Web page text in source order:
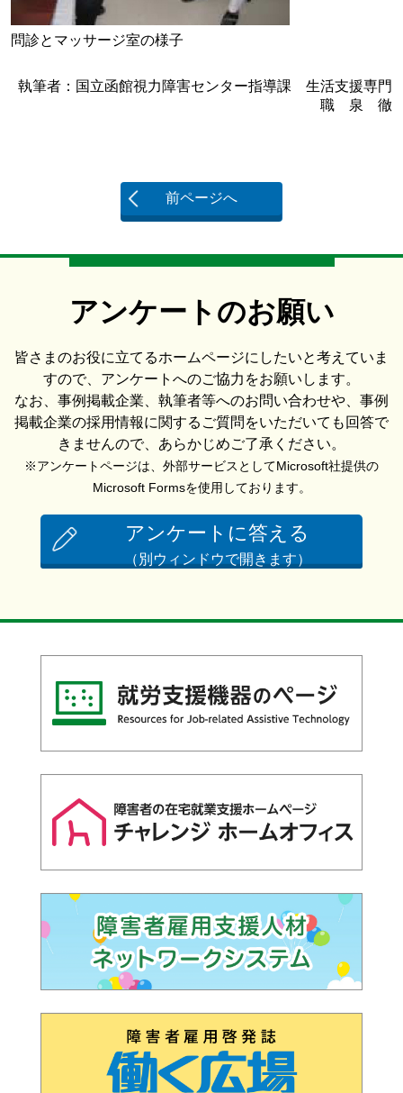
問診とマッサージ室の様子
執筆者：国立函館視力障害センター指導課 生活支援専門
職 泉 徹
前ページへ
アンケートのお願い
皆さまのお役に立てるホームページにしたいと考えていま
すので、アンケートへのご協力をお願いします。
なお、事例掲載企業、執筆者等へのお問い合わせや、事例
掲載企業の採用情報に関するご質問をいただいても回答で
きませんので、あらかじめご了承ください。
※アンケートページは、外部サービスとしてMicrosoft社提供の
Microsoft Formsを使用しております。
アンケートに答える
（別ウィンドウで開きます）